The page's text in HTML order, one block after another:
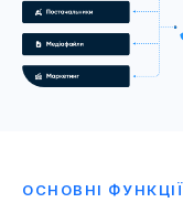
ОСНОВНІ ФУНКЦІЇ